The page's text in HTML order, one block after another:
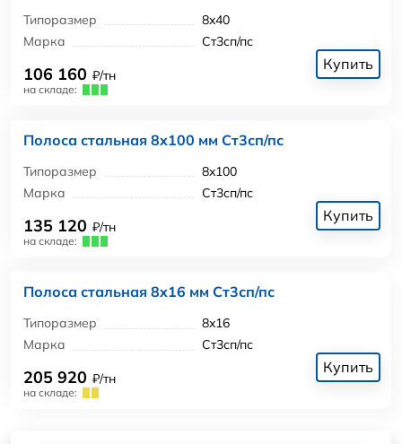
Типоразмер
8x40
Марка
Ст3сп/пс
106 160 ₽/тн
на складе:
Купить
Полоса стальная 8x100 мм Ст3сп/пс
Типоразмер
8x100
Марка
Ст3сп/пс
135 120 ₽/тн
на складе:
Купить
Полоса стальная 8x16 мм Ст3сп/пс
Типоразмер
8x16
Марка
Ст3сп/пс
205 920 ₽/тн
на складе:
Купить